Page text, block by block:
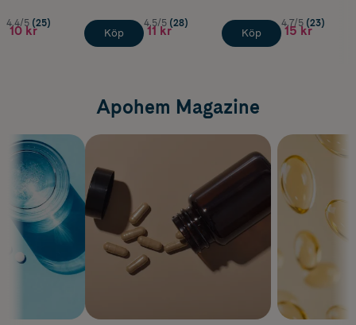
4.4/5 (25)
10 kr Köp
4.5/5 (28)
11 kr Köp
4.7/5 (23)
15 kr
Apohem Magazine